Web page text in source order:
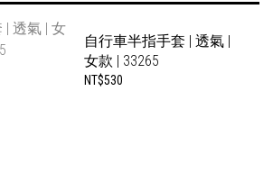
自行車半指手套 | 透氣 |
女款 | 33265
NT$530